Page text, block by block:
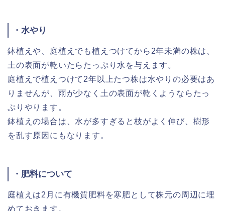
・水やり
鉢植えや、庭植えでも植えつけてから2年未満の株は、
土の表面が乾いたらたっぷり水を与えます。
庭植えで植えつけて2年以上たつ株は水やりの必要はあ
りませんが、雨が少なく土の表面が乾くようならたっ
ぷりやります。
鉢植えの場合は、水が多すぎると枝がよく伸び、樹形
を乱す原因にもなります。
・肥料について
庭植えは2月に有機質肥料を寒肥として株元の周辺に埋
めておきます。